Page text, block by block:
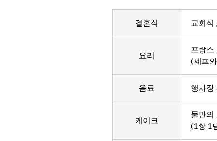
결혼식 교회식
요리
프랑스
(셰프
음료 행사장
케이크
둘만의
(1쌍 1